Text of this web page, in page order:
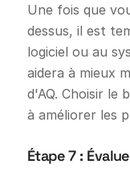
Une fois que
dessus, il est
logiciel ou au
aidera à mieux
d'AQ. Choisir le
à améliorer les
Étape 7 :